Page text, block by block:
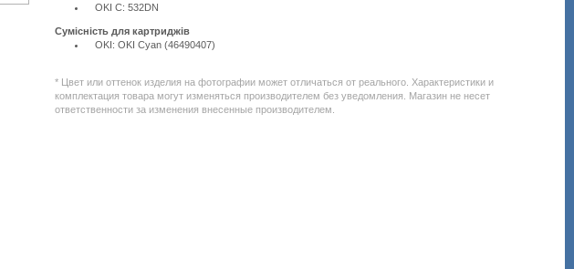
OKI C: 532DN
Сумісність для картриджів
OKI: OKI Cyan (46490407)
rashodnye-
materialy/5259-
kartridzh-
* Цвет или оттенок изделия на фотографии может отличаться от реального. Характеристики и
комплектация товара могут изменяться производителем без уведомления. Магазин не несет
ответственности за изменения внесенные производителем.